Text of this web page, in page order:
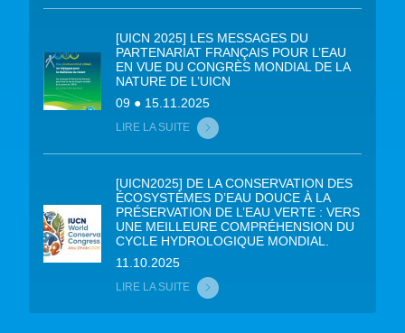
[UICN 2025] LES MESSAGES DU
PARTENARIAT FRANÇAIS POUR L’EAU
EN VUE DU CONGRÈS MONDIAL DE LA
NATURE DE L’UICN
09 ● 15.11.2025
LIRE LA SUITE
[UICN2025] DE LA CONSERVATION DES
ÉCOSYSTÈMES D’EAU DOUCE À LA
PRÉSERVATION DE L’EAU VERTE : VERS
UNE MEILLEURE COMPRÉHENSION DU
CYCLE HYDROLOGIQUE MONDIAL.
11.10.2025
LIRE LA SUITE